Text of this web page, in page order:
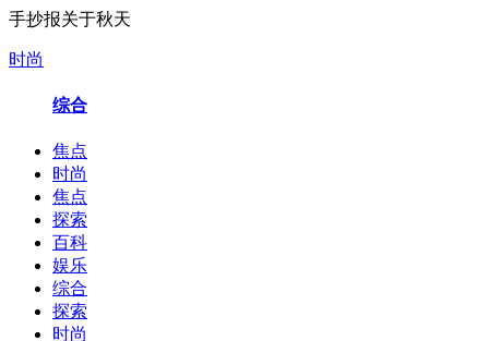
手抄报关于秋天
时尚
综合
焦点
时尚
焦点
探索
百科
娱乐
综合
探索
时尚